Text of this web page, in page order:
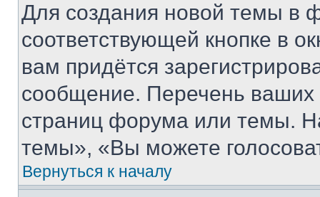
Для создания новой темы в
соответствующей кнопке в
вам придётся
сообщение. Перечень ваших
страниц форума или темы.
темы», «Вы можете
Вернуться к началу